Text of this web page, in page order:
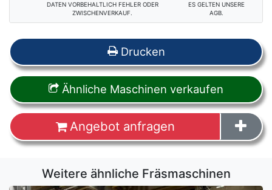
DATEN VORBEHALTLICH FEHLER ODER
ZWISCHENVERKAUF.
ES GELTEN UNSERE
AGB.
Drucken
Ähnliche Maschinen verkaufen
Angebot anfragen
Weitere ähnliche Fräsmaschinen